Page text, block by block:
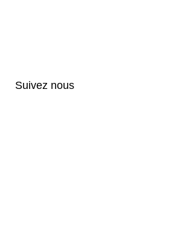
Suivez nous